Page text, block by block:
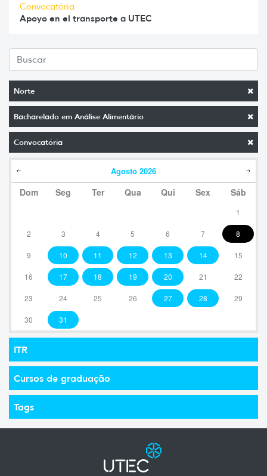
Norte
Bacharelado em Análise Alimentário
Convocatória
Agosto 2026
Dom Seg Ter Qua Qui Sex Sáb
1
2 3 4 5 6 7 8
9 10 11 12 13 14 15
16 17 18 19 20 21 22
23 24 25 26 27 28 29
30 31
ITR
Cursos de graduação
Tags
Convocatória
Apoyo en el transporte a UTEC